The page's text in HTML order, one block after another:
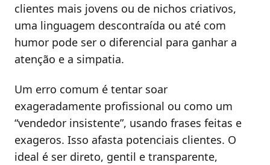
clientes mais jovens ou de nichos criativos,
uma linguagem descontraída ou até com
humor pode ser o diferencial para ganhar a
atenção e a simpatia.
Um erro comum é tentar soar
exageradamente profissional ou como um
“vendedor insistente”, usando frases feitas e
exageros. Isso afasta potenciais clientes. O
ideal é ser direto, gentil e transparente,